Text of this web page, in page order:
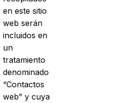
en este sitio
web serán
incluidos en
un
tratamiento
denominado
“Contactos
web” y cuya